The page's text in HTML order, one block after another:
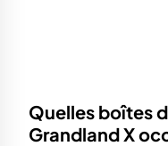
Quelles boîtes
Grandland X